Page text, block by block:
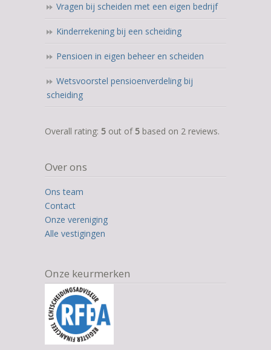
Vragen bij scheiden met een eigen bedrijf
Kinderrekening bij een scheiding
Pensioen in eigen beheer en scheiden
Wetsvoorstel pensioenverdeling bij
scheiding
5,0
on
12.345
ratings
Overall rating: 5 out of 5 based on 2 reviews.
Over ons
Ons team
Contact
Onze vereniging
Alle vestigingen
Onze keurmerken